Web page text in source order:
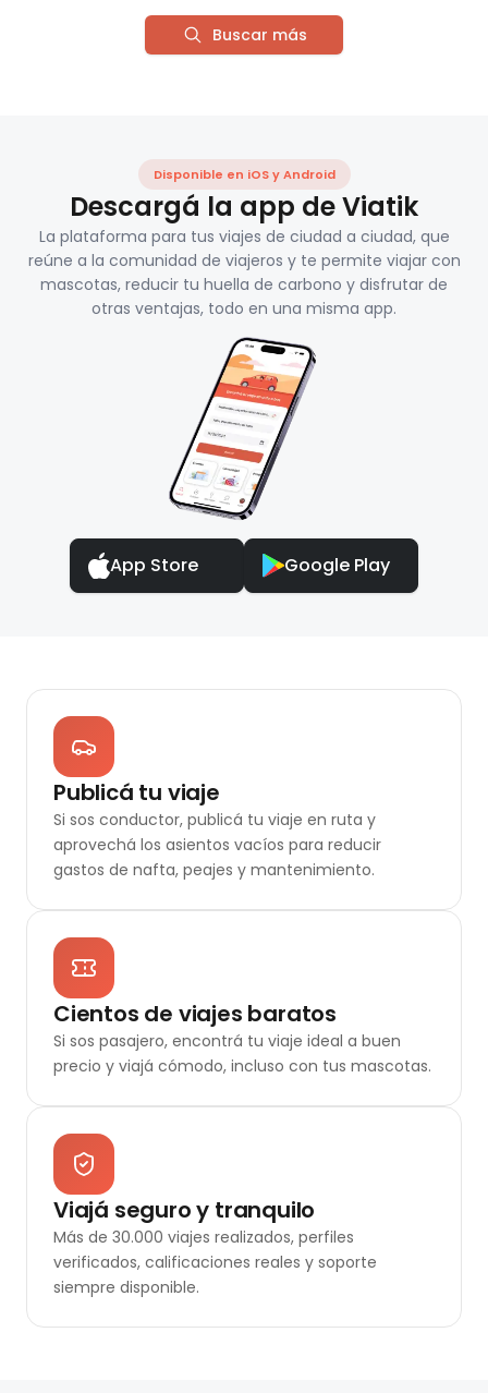
Buscar más
Disponible en iOS y Android
Descargá la app de Viatik
La plataforma para tus viajes de ciudad a ciudad, que
reúne a la comunidad de viajeros y te permite viajar con
mascotas, reducir tu huella de carbono y disfrutar de
otras ventajas, todo en una misma app.
App Store Google Play
Publicá tu viaje
Si sos conductor, publicá tu viaje en ruta y
aprovechá los asientos vacíos para reducir
gastos de nafta, peajes y mantenimiento.
Cientos de viajes baratos
Si sos pasajero, encontrá tu viaje ideal a buen
precio y viajá cómodo, incluso con tus mascotas.
Viajá seguro y tranquilo
Más de 30.000 viajes realizados, perfiles
verificados, calificaciones reales y soporte
siempre disponible.